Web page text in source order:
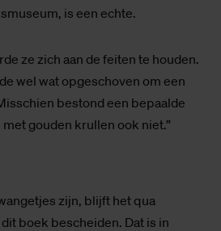
is een echte.
ze zich aan de feiten te houden.
wel wat opgeschoven om een
bestond een bepaalde
gouden krullen ook niet.”
zijn, blijft het qua
boek bescheiden. Dat is in